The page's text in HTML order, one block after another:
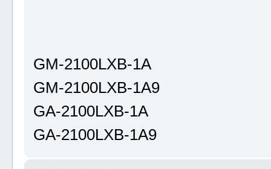
GM-2100LXB-1A
GM-2100LXB-1A9
GA-2100LXB-1A
GA-2100LXB-1A9